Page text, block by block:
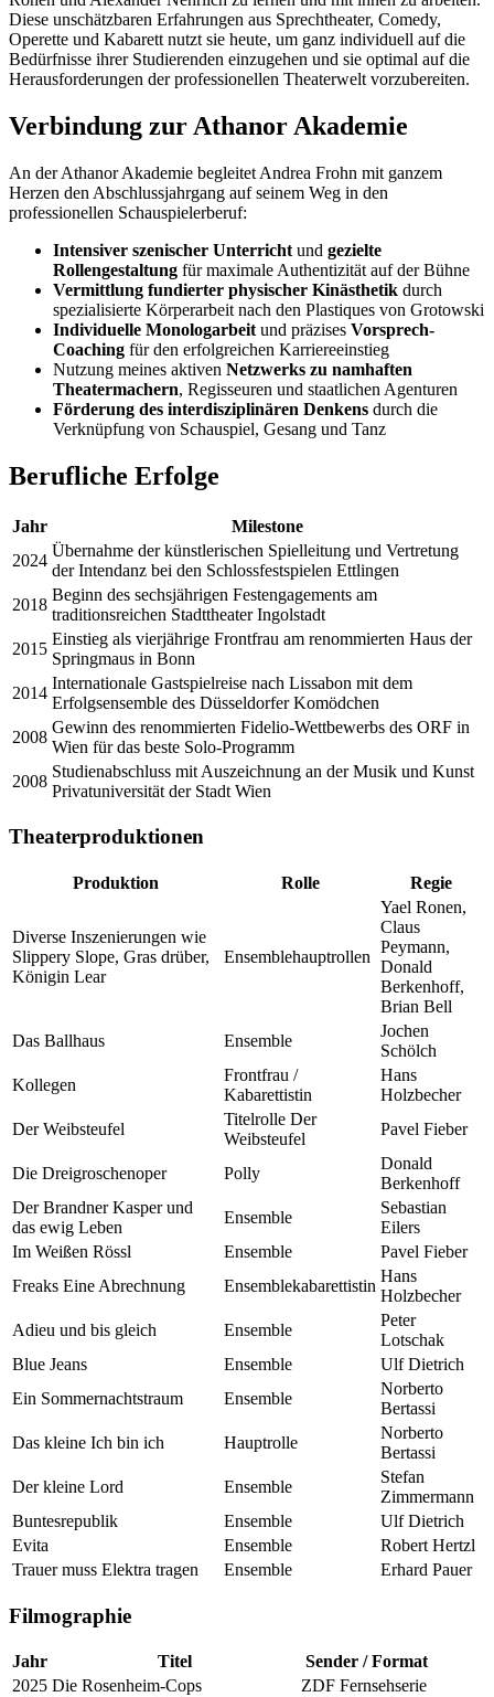
Diese unschätzbaren Erfahrungen aus Sprechtheater, Comedy,
Operette und Kabarett nutzt sie heute, um ganz individuell auf die
Bedürfnisse ihrer Studierenden einzugehen und sie optimal auf die
Herausforderungen der professionellen Theaterwelt vorzubereiten.
Verbindung zur Athanor Akademie
An der Athanor Akademie begleitet Andrea Frohn mit ganzem
Herzen den Abschlussjahrgang auf seinem Weg in den
professionellen Schauspielerberuf:
Intensiver szenischer Unterricht und gezielte
Rollengestaltung für maximale Authentizität auf der Bühne
Vermittlung fundierter physischer Kinästhetik durch
spezialisierte Körperarbeit nach den Plastiques von Grotowski
Individuelle Monologarbeit und präzises Vorsprech-
Coaching für den erfolgreichen Karriereeinstieg
Nutzung meines aktiven Netzwerks zu namhaften
Theatermachern, Regisseuren und staatlichen Agenturen
Förderung des interdisziplinären Denkens durch die
Verknüpfung von Schauspiel, Gesang und Tanz
Berufliche Erfolge
Jahr
Milestone
2024
Übernahme der künstlerischen Spielleitung und Vertretung
der Intendanz bei den Schlossfestspielen Ettlingen
2018
Beginn des sechsjährigen Festengagements am
traditionsreichen Stadttheater Ingolstadt
2015
Einstieg als vierjährige Frontfrau am renommierten Haus der
Springmaus in Bonn
2014
Internationale Gastspielreise nach Lissabon mit dem
Erfolgsensemble des Düsseldorfer Komödchen
2008
Gewinn des renommierten Fidelio-Wettbewerbs des ORF in
Wien für das beste Solo-Programm
2008
Studienabschluss mit Auszeichnung an der Musik und Kunst
Privatuniversität der Stadt Wien
Theaterproduktionen
Produktion Rolle Regie
Diverse Inszenierungen wie
Slippery Slope, Gras drüber,
Königin Lear
Ensemblehauptrollen
Yael Ronen,
Claus
Peymann,
Donald
Berkenhoff,
Brian Bell
Das Ballhaus
Ensemble
Jochen
Schölch
Kollegen
Frontfrau /
Kabarettistin
Hans
Holzbecher
Der Weibsteufel
Titelrolle Der
Weibsteufel
Pavel Fieber
Die Dreigroschenoper Polly
Donald
Berkenhoff
Der Brandner Kasper und
das ewig Leben
Ensemble
Sebastian
Eilers
Im Weißen Rössl
Ensemble
Pavel Fieber
Freaks Eine Abrechnung
Ensemblekabarettistin
Hans
Holzbecher
Adieu und bis gleich
Ensemble
Peter
Lotschak
Blue Jeans
Ensemble
Ulf Dietrich
Ein Sommernachtstraum
Ensemble
Norberto
Bertassi
Das kleine Ich bin ich
Hauptrolle
Norberto
Bertassi
Der kleine Lord
Ensemble
Stefan
Zimmermann
Buntesrepublik
Ensemble
Ulf Dietrich
Evita
Ensemble
Robert Hertzl
Trauer muss Elektra tragen
Ensemble Erhard Pauer
Filmographie
Jahr Titel
Sender / Format
2025 Die Rosenheim-Cops
ZDF Fernsehserie